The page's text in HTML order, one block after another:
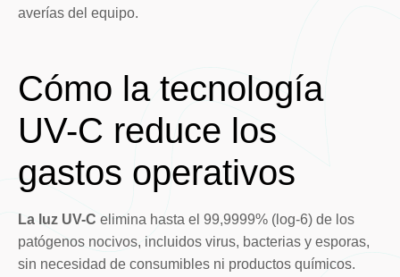
averías del equipo.
Cómo la tecnología
UV-C reduce los
gastos operativos
La luz UV-C elimina hasta el 99,9999% (log-6) de los
patógenos nocivos, incluidos virus, bacterias y esporas,
sin necesidad de consumibles ni productos químicos.